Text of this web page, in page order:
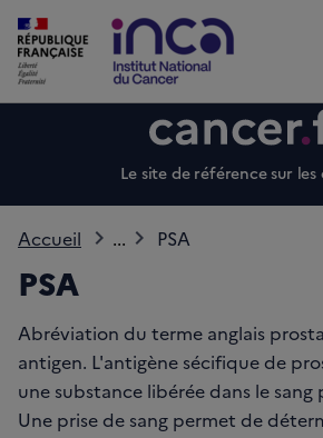
Le site de référence sur les
Accueil ... PSA
PSA
Abréviation du terme anglais
antigen. L'antigène sécifique de
une substance libérée dans le sang
Une prise de sang permet de